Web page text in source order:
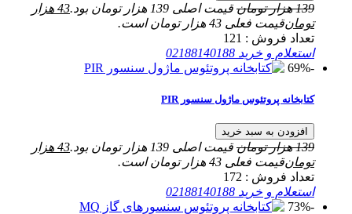
139 هزار تومان قیمت اصلی 139 هزار تومان بود. 43 هزار
تومانقیمت فعلی 43 هزار تومان است.
تعداد فروش : 121
استعلام و خرید 02188140188
-69%
کتابخانه پروتئوس ماژول سنسور PIR
افزودن به سبد خرید
139 هزار تومان قیمت اصلی 139 هزار تومان بود. 43 هزار
تومانقیمت فعلی 43 هزار تومان است.
تعداد فروش : 172
استعلام و خرید 02188140188
-73%